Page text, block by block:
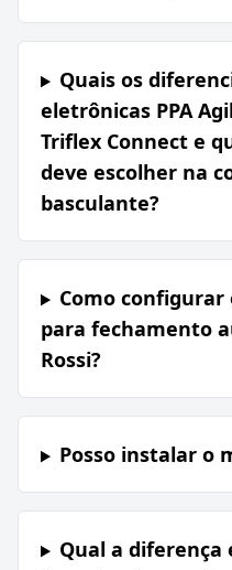
Quais os
eletrônicas PPA
Triflex Connect e
deve escolher na
basculante?
Como configurar
para fechamento
Rossi?
Posso instalar o
Qual a diferença